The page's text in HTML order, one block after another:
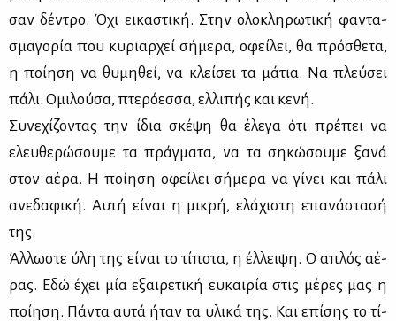
σαν δέ­ντρο. Όχι ει­κα­στι­κή. Στην ολο­κλη­ρω­τι­κή φα­ντα­
σμα­γο­ρία που κυ­ριαρ­χεί σή­με­ρα, οφεί­λει, θα πρό­σθε­τα,
η ποί­η­ση να θυ­μη­θεί, να κλεί­σει τα μά­τια. Να πλεύ­σει
πά­λι. Ομι­λού­σα, πτε­ρό­εσ­σα, ελ­λι­πής και κε­νή.
Συ­νε­χί­ζο­ντας την ίδια σκέ­ψη θα έλε­γα ότι πρέ­πει να
ελευ­θε­ρώ­σου­με τα πράγ­μα­τα, να τα ση­κώ­σου­με ξα­νά
στον αέ­ρα. Η ποί­η­ση οφεί­λει σή­με­ρα να γί­νει και πά­λι
ανε­δα­φι­κή. Αυ­τή εί­ναι η μι­κρή, ελά­χι­στη επα­νά­στα­σή
της.
Άλ­λω­στε ύλη της εί­ναι το τί­πο­τα, η έλ­λει­ψη. Ο απλός αέ­
ρας. Εδώ έχει μία εξαι­ρε­τι­κή ευ­και­ρία στις μέ­ρες μας η
ποί­η­ση. Πά­ντα αυ­τά ήταν τα υλι­κά της. Και επί­σης το τί­